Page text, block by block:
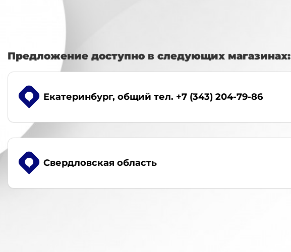
Предложение доступно в следующих магазинах:
Екатеринбург, общий тел. +7 (343) 204-79-86
Свердловская область